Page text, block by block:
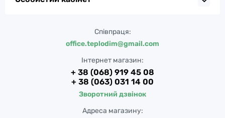
Співпраця:
office.teplodim@gmail.com
Інтернет магазин:
+ 38 (068) 919 45 08
+ 38 (063) 031 14 00
Зворотний дзвінок
Адреса магазину: